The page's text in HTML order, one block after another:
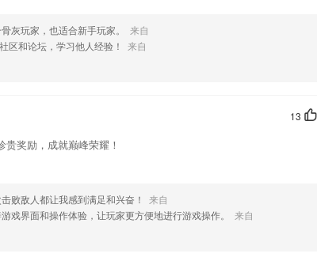
这款软件，您可以到应用商店进行打分评论，说出您的使用经历，
灰玩家，也适合新手玩家。
来自
区和论坛，学习他人经验！
来自
13
奖励，成就巅峰荣耀！
败敌人都让我感到满足和兴奋！
来自
戏界面和操作体验，让玩家更方便地进行游戏操作。
来自